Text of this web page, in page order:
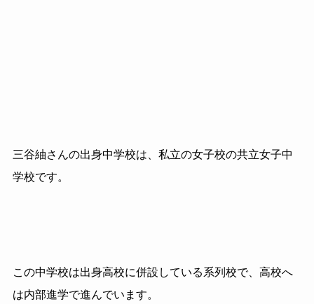
三谷紬さんの出身中学校は、私立の女子校の共立女子中
学校です。
この中学校は出身高校に併設している系列校で、高校へ
は内部進学で進んでいます。